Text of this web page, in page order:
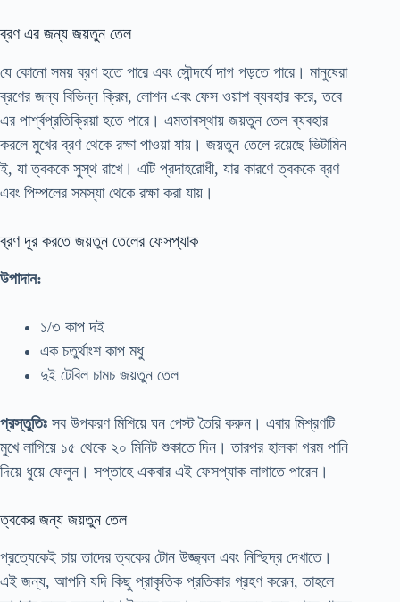
ব্রণ এর জন্য জয়তুন তেল
যে কোনো সময় ব্রণ হতে পারে এবং সৌন্দর্যে দাগ পড়তে পারে। মানুষেরা
ব্রণের জন্য বিভিন্ন ক্রিম, লোশন এবং ফেস ওয়াশ ব্যবহার করে, তবে
এর পার্শ্বপ্রতিক্রিয়া হতে পারে। এমতাবস্থায় জয়তুন তেল ব্যবহার
করলে মুখের ব্রণ থেকে রক্ষা পাওয়া যায়। জয়তুন তেলে রয়েছে ভিটামিন
ই, যা ত্বককে সুস্থ রাখে। এটি প্রদাহরোধী, যার কারণে ত্বককে ব্রণ
এবং পিম্পলের সমস্যা থেকে রক্ষা করা যায়।
ব্রণ দূর করতে জয়তুন তেলের ফেসপ্যাক
উপাদান:
১/৩ কাপ দই
এক চতুর্থাংশ কাপ মধু
দুই টেবিল চামচ জয়তুন তেল
প্রস্তুতিঃ সব উপকরণ মিশিয়ে ঘন পেস্ট তৈরি করুন। এবার মিশ্রণটি
মুখে লাগিয়ে ১৫ থেকে ২০ মিনিট শুকাতে দিন। তারপর হালকা গরম পানি
দিয়ে ধুয়ে ফেলুন। সপ্তাহে একবার এই ফেসপ্যাক লাগাতে পারেন।
ত্বকের জন্য জয়তুন তেল
প্রত্যেকেই চায় তাদের ত্বকের টোন উজ্জ্বল এবং নিশ্ছিদ্র দেখাতে।
এই জন্য, আপনি যদি কিছু প্রাকৃতিক প্রতিকার গ্রহণ করেন, তাহলে